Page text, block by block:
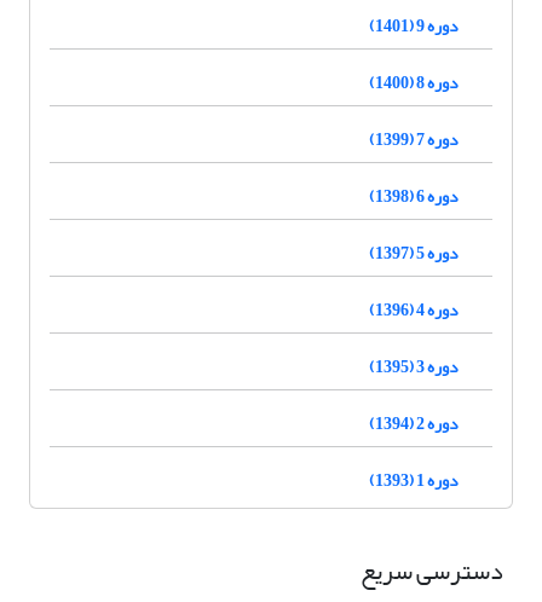
دوره 9 (1401)
دوره 8 (1400)
دوره 7 (1399)
دوره 6 (1398)
دوره 5 (1397)
دوره 4 (1396)
دوره 3 (1395)
دوره 2 (1394)
دوره 1 (1393)
دسترسی سریع